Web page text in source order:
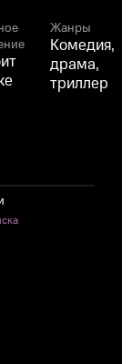
Жанры
Комедия,
драма,
триллер